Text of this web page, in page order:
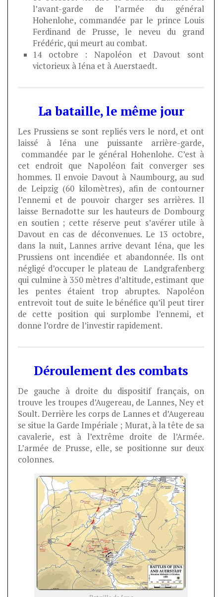
l’avant-garde de l’armée du général
Hohenlohe, commandée par le prince Louis
Ferdinand de Prusse, le neveu du grand
Frédéric, qui meurt au combat.
14 octobre : Napoléon et Davout sont
victorieux à Iéna et à Auerstaedt.
La bataille, le même jour
Les Prussiens se sont repliés vers le nord, et ont
laissé à Iéna une puissante arrière-garde,
commandée par le général Hohenlohe. C’est à
cet endroit que Napoléon fait converger ses
hommes. Il envoie Davout à Naumbourg, au sud
de Leipzig (60 kilomètres), afin de contourner
l’ennemi et de pouvoir charger ses arrières. Il
laisse Bernadotte sur les hauteurs de Dombourg
en soutien ; cette réserve peut s’avérer utile à
Davout en cas de déconvenues. Le 13 octobre,
dans la nuit, Lannes arrive devant Iéna, que les
Prussiens ont incendiée et abandonnée. Ils ont
négligé d’occuper le plateau de Landgrafenberg
qui culmine à 350 mètres d’altitude, estimant que
les pentes étaient trop abruptes. Napoléon
entrevoit tout de suite le bénéfice qu’il peut tirer
de cette position qui surplombe l’ennemi, et
donne l’ordre de l’investir rapidement.
Déroulement des combats
De gauche à droite du dispositif français, on
trouve les troupes d’Augereau, de Lannes, Ney et
Soult. Derrière les corps de Lannes et d’Augereau
se situe la Garde Impériale ; Murat, à la tête de sa
cavalerie, est à l’extrême droite de l’Armée.
L’armée de Prusse, elle, se positionne sur deux
colonnes.